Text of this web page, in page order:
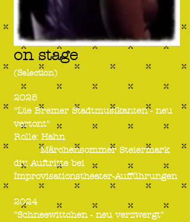
on stage
(Selection)
2025
"Die Bremer Stadtmusikanten - neu
vertont"
Rolle: Hahn
Märchensommer Steiermark
div. Auftritte bei
Improvisationstheater-Aufführungen
2024
"Schneewittchen - neu verzwergt"